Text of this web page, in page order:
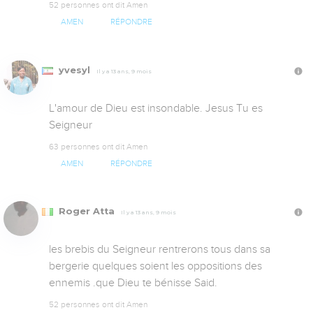
52 personnes ont dit Amen
AMEN RÉPONDRE
yvesyl Il y a 13 ans, 9 mois
L'amour de Dieu est insondable. Jesus Tu es
Seigneur
63 personnes ont dit Amen
AMEN RÉPONDRE
Roger Atta Il y a 13 ans, 9 mois
les brebis du Seigneur rentrerons tous dans sa
bergerie quelques soient les oppositions des
ennemis .que Dieu te bénisse Said.
52 personnes ont dit Amen